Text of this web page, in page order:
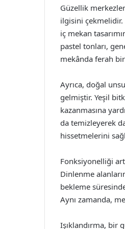
Güzellik
ilgisini çekmelidir.
iç mekan
pastel tonları,
mekânda ferah
Ayrıca, doğal
gelmiştir. Yeşil
kazanmasına
da temizleyerek
hissetmelerini
Fonksiyonelliği
Dinlenme
bekleme
Aynı zamanda,
Işıklandırma, bir